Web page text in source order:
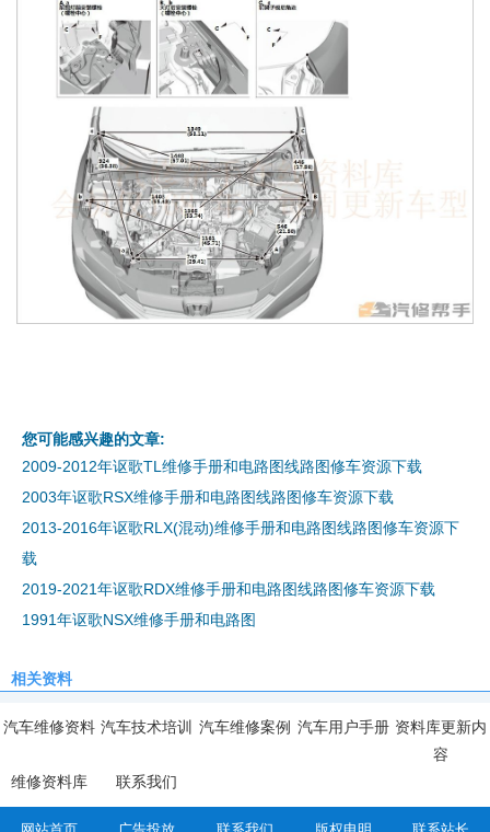
您可能感兴趣的文章:
2009-2012年讴歌TL维修手册和电路图线路图修车资源下载
2003年讴歌RSX维修手册和电路图线路图修车资源下载
2013-2016年讴歌RLX(混动)维修手册和电路图线路图修车资源下
载
2019-2021年讴歌RDX维修手册和电路图线路图修车资源下载
1991年讴歌NSX维修手册和电路图
相关资料
汽车维修资料 汽车技术培训 汽车维修案例 汽车用户手册 资料库更新内
容
维修资料库
联系我们